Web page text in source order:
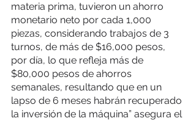
materia prima, tuvieron un ahorro
monetario neto por cada 1,000
piezas, considerando trabajos de 3
turnos, de más de $16,000 pesos,
por día, lo que refleja más de
$80,000 pesos de ahorros
semanales, resultando que en un
lapso de 6 meses habrán recuperado
la inversión de la máquina” asegura el